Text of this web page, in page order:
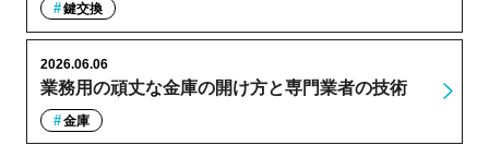
鍵交換
業務用の頑丈な金庫の開け方と専門業者の技術
2026.06.06
金庫